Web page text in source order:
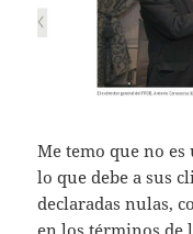
Me temo que no es
lo que debe a sus
declaradas nulas,
en los términos de